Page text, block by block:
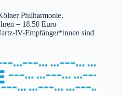
Philharmonie.
= 18.50 Euro
IV-Empfänger*innen sind